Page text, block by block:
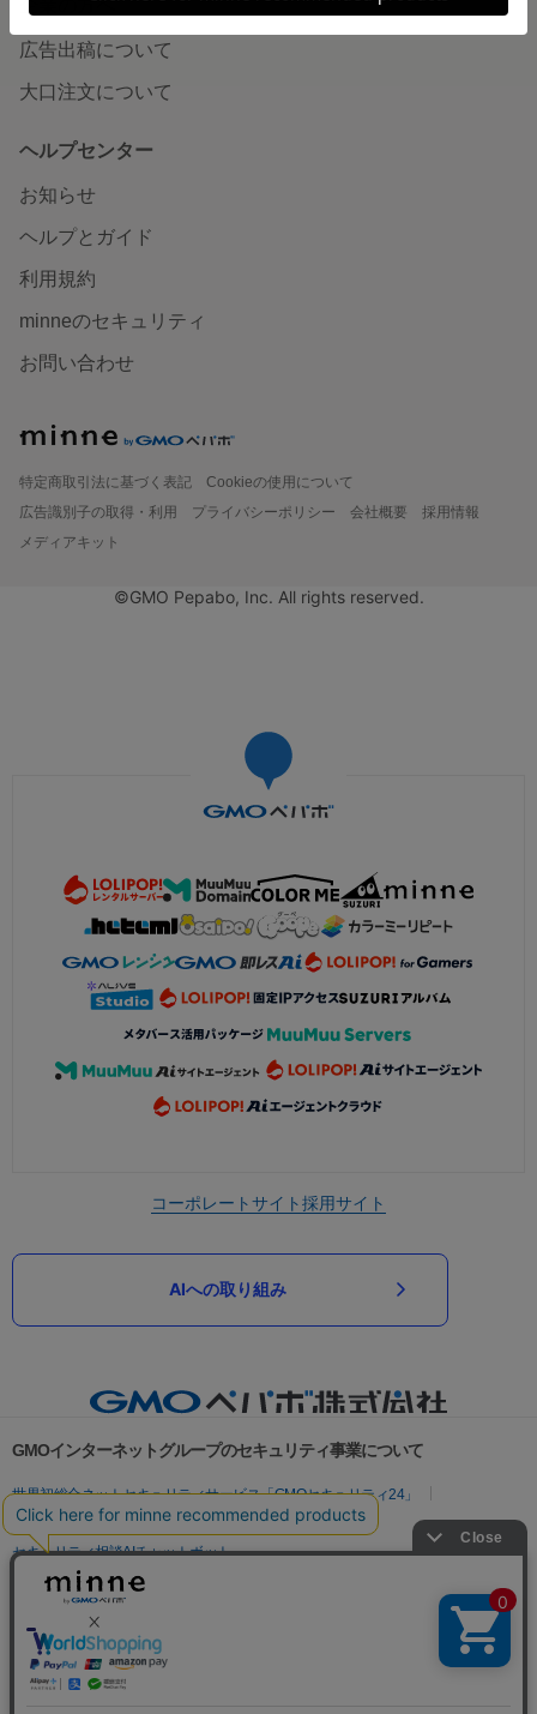
企業の方へ
広告出稿について
大口注文について
ヘルプセンター
お知らせ
ヘルプとガイド
利用規約
minneのセキュリティ
お問い合わせ
特定商取引法に基づく表記
Cookieの使用について
広告識別子の取得・利用
プライバシーポリシー 会社概要
採用情報
メディアキット
©GMO Pepabo, Inc. All rights reserved.
コーポレートサイト採用サイト
AIへの取り組み
GMOインターネットグループのセキュリティ事業について
世界初総合ネットセキュリティサービス「GMOセキュリティ24」
パスワード漏洩診断
Webサイトリスク診断
セキュリティ相談AIチャットボット
実在証明・盗聴対策
サイバー攻撃対策（GMO Flatt Security）
セキュリティ事業の軌跡